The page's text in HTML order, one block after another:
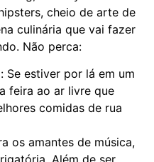
cheio de arte de
culinária que vai fazer
Não perca:
Se estiver por lá em um
feira ao ar livre que
comidas de rua
os amantes de música,